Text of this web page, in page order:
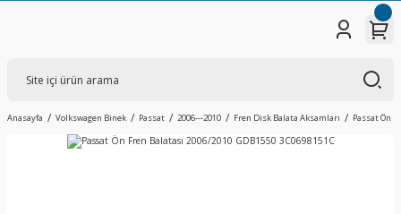
Anasayfa Volkswagen Binek Passat 2006---2010 Fren Disk Balata Aksamları Passat Ön